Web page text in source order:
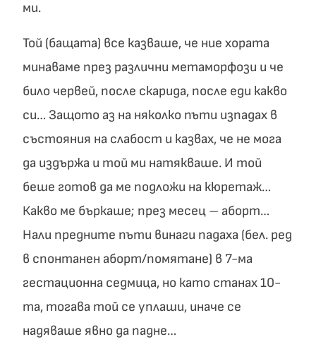
ми.
Той (бащата) все казваше, че ние хората
минаваме през различни метаморфози и че
било червей, после скарида, после еди какво
си… Защото аз на няколко пъти изпадах в
състояния на слабост и казвах, че не мога
да издържа и той ми натякваше. И той
беше готов да ме подложи на кюретаж…
Какво ме бъркаше; през месец – аборт…
Нали предните пъти винаги падаха (бел. ред
в спонтанен аборт/помятане) в 7-ма
гестационна седмица, но като станах 10-
та, тогава той се уплаши, иначе се
надяваше явно да падне…